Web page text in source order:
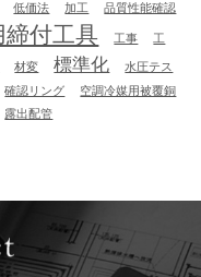
低価法 加工 品質性能確認
締付工具 工事 工
材変 標準化
水圧テス
確認リング
空調冷媒用被覆銅
露出配管